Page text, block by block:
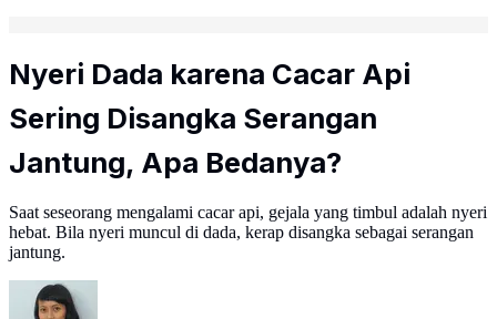
Nyeri Dada karena Cacar Api
Sering Disangka Serangan
Jantung, Apa Bedanya?
Saat seseorang mengalami cacar api, gejala yang timbul adalah nyeri
hebat. Bila nyeri muncul di dada, kerap disangka sebagai serangan
jantung.